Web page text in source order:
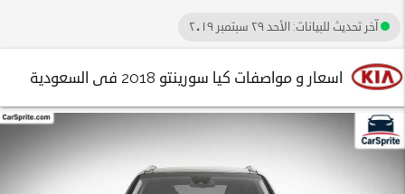
آخر تحديث للبيانات: الأحد ٢٩ سبتمبر ٢٠١٩
اسعار و مواصفات كيا سورينتو 2018 فى السعودية